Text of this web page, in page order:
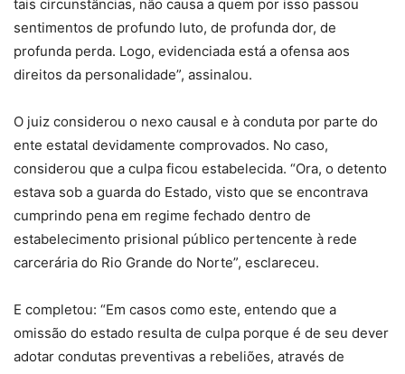
tais circunstâncias, não causa a quem por isso passou
sentimentos de profundo luto, de profunda dor, de
profunda perda. Logo, evidenciada está a ofensa aos
direitos da personalidade”, assinalou.
O juiz considerou o nexo causal e à conduta por parte do
ente estatal devidamente comprovados. No caso,
considerou que a culpa ficou estabelecida. “Ora, o detento
estava sob a guarda do Estado, visto que se encontrava
cumprindo pena em regime fechado dentro de
estabelecimento prisional público pertencente à rede
carcerária do Rio Grande do Norte”, esclareceu.
E completou: “Em casos como este, entendo que a
omissão do estado resulta de culpa porque é de seu dever
adotar condutas preventivas a rebeliões, através de